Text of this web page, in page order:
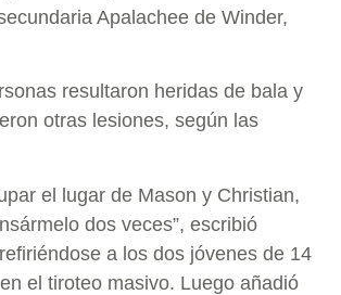
Apalachee de Winder,
resultaron heridas de bala y
otras lesiones, según las
el lugar de Mason y Christian,
dos veces”, escribió
a los dos jóvenes de 14
el tiroteo masivo. Luego añadió